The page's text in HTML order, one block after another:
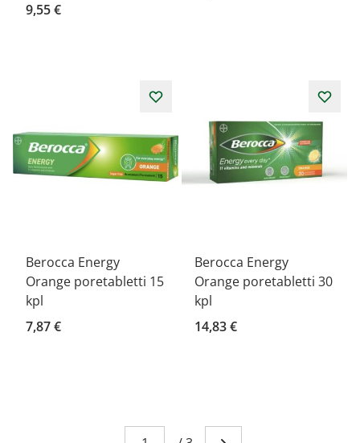
9,55 €
Berocca Energy
Orange poretabletti 15
kpl
7,87 €
Berocca Energy
Orange poretabletti 30
kpl
14,83 €
Sivu